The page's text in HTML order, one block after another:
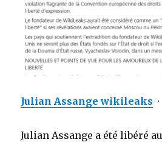
Julian Assange wikileaks ·
Julian Assange a été libéré